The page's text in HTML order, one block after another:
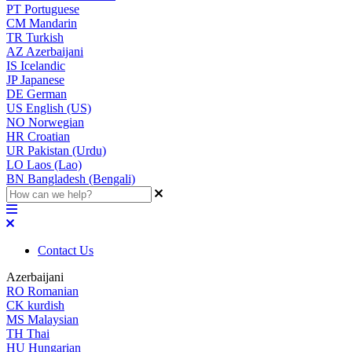
PT Portuguese
CM Mandarin
TR Turkish
AZ Azerbaijani
IS Icelandic
JPJapanese
DE German
US English (US)
NO Norwegian
HR Croatian
UR Pakistan (Urdu)
LO Laos (Lao)
BN Bangladesh (Bengali)
Contact Us
Azerbaijani
RO Romanian
CK kurdish
MS Malaysian
TH Thai
HU Hungarian